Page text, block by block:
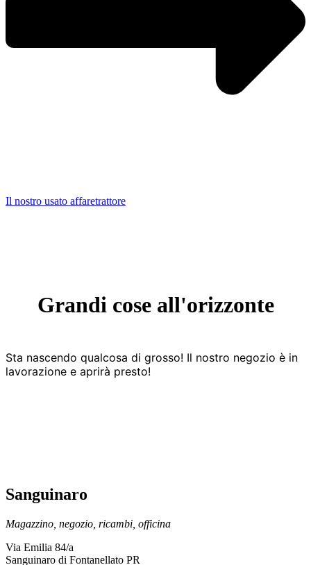
Il nostro usato affaretrattore
Grandi cose all'orizzonte
Sta nascendo qualcosa di grosso! Il nostro negozio è in
lavorazione e aprirà presto!
Sanguinaro
Magazzino, negozio, ricambi, officina
Via Emilia 84/a
Sanguinaro di Fontanellato PR